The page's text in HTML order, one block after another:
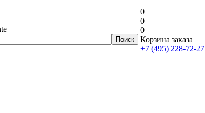
0
0
0
Корзина заказа
+7 (495) 228-72-27